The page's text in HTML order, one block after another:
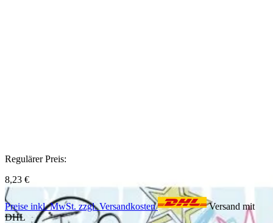
Regulärer Preis:
8,23 €
Preise inkl. MwSt. zzgl. Versandkosten
Versand mit
DHL